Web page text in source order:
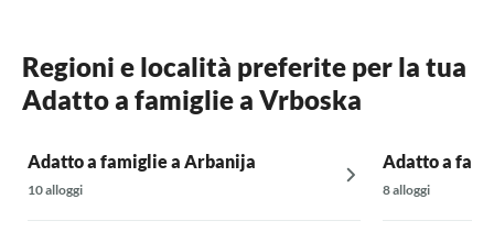
Regioni e località preferite per la tua
Adatto a famiglie a Vrboska
Adatto a famiglie a Arbanija
10 alloggi
Adatto a
8 alloggi